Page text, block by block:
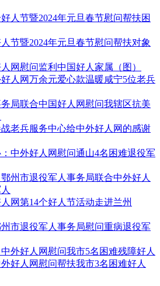
人节暨2024年元旦春节慰问帮扶困
节暨2024年元旦春节慰问帮扶对象
网慰问监利中国好人家属（图）
人网万余元爱心款温暖咸宁5位老兵
局联合中国好人网慰问我辖区抗美
老兵服务中心给中外好人网的感谢
中外好人网慰问通山4名困难退役军
州市退役军人事务局联合中外好人
网第14个好人节活动走进兰州
市退役军人事务局慰问重病退役军
外好人网慰问我市5名困难残障好人
好人网慰问帮扶我市3名困难好人